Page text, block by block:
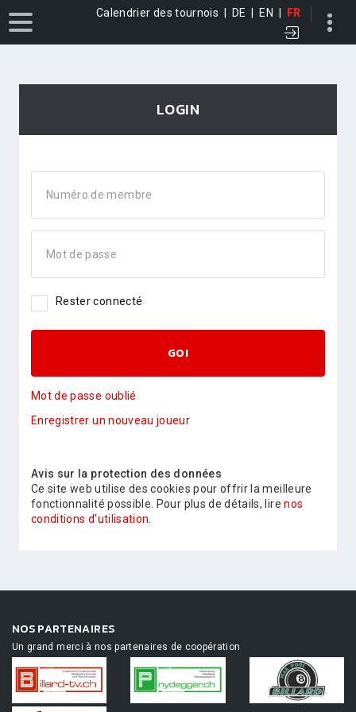
Calendrier des tournois DE EN FR
LOGIN
Numéro de membre
Mot de passe
Rester connecté
GO!
Mot de passe oublié
Enregistrer un nouveau joueur
Avis sur la protection des données
Ce site web utilise des cookies pour offrir la meilleure
fonctionnalité possible. Pour plus de détails, lirenos
conditions d'utilisation.
NOS PARTENAIRES
Un grand merci à nos partenaires de coopération